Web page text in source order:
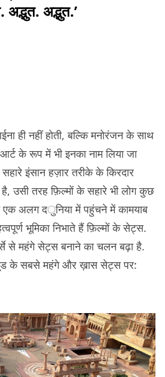
अद्भुत. अद्भुत.’
ही नहीं होती, बल्कि मनोरंजन के साथ
के रूप में भी इनका नाम लिया जा
इंसान हज़ार तरीके के किरदार
उसी तरह फ़िल्मों के सहारे भी लोग कुछ
एक अलग दुनिया में पहुंचने में कामयाब
भूमिका निभाते हैं फ़िल्मों के सेट्स.
से महंगे सेट्स बनाने का चलन बढ़ा है.
के सबसे महंगे और ख़ास सेट्स पर: